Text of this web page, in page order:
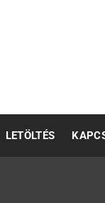
LETÖLTÉS